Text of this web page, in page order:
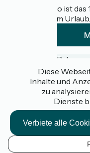
DE
Accueil Vélo ist
Radfahrer im Urlaub.
Gefördert im
Espace pro / presse
FAQ
Plan du site
Mentions légales
Kontakt
Réalisation :StudioJuillet
Diese
Inhalte und
zu
Dienste
Verbiete alle